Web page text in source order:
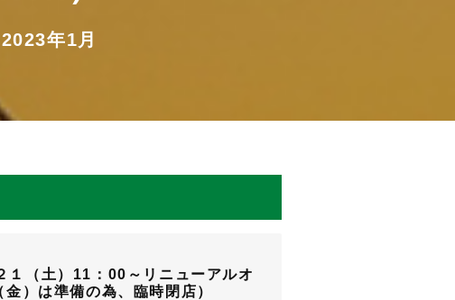
年1月
１（土）11：00～リニューアルオ
）は準備の為、臨時閉店）